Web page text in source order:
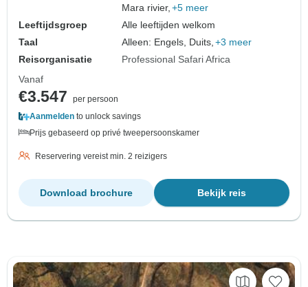
Mara rivier, +5 meer
Leeftijdsgroep
Alle leeftijden welkom
Taal
Alleen: Engels, Duits, +3 meer
Reisorganisatie
Professional Safari Africa
Vanaf
€3.547
per persoon
Aanmelden to unlock savings
Prijs gebaseerd op privé tweepersoonskamer
Reservering vereist min. 2 reizigers
Bekijk reis
Download brochure